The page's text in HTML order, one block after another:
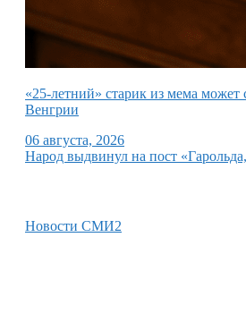
«25-летний» старик из мема может
Венгрии
06 августа, 2026
Народ выдвинул на пост
Новости СМИ2